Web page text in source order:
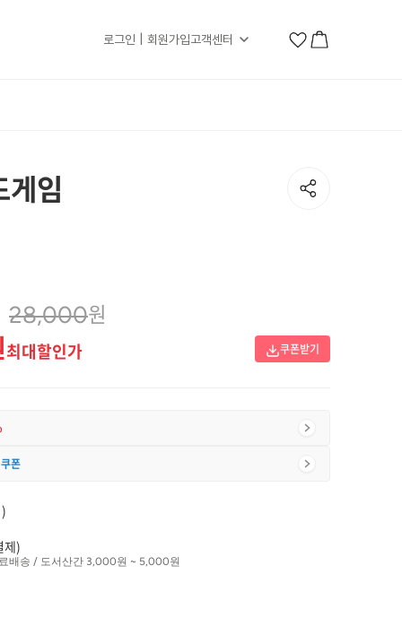
로그인 | 회원가입고객센터
게임
28,000원
최대할인가 쿠폰받기
폰
제)
배송 / 도서산간 3,000원 ~ 5,000원